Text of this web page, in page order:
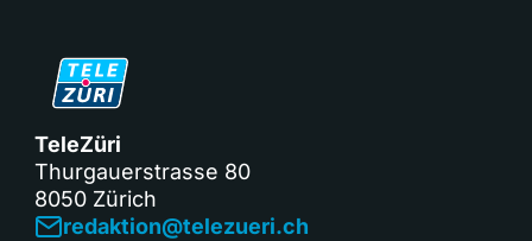
TeleZüri
Thurgauerstrasse 80
8050 Zürich
redaktion@telezueri.ch